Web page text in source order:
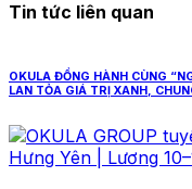
Tin tức liên quan
OKULA ĐỒNG HÀNH CÙNG
LAN TỎA GIÁ TRỊ XANH,